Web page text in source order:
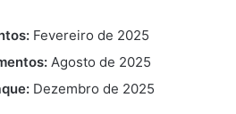
Fevereiro de 2025
Agosto de 2025
Dezembro de 2025